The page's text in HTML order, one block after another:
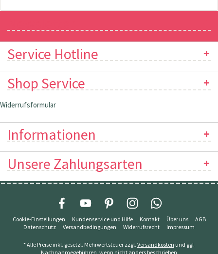
Service Hotline
Shop Service
Widerrufsformular
Informationen
Unsere Zahlungsarten
Cookie-Einstellungen Kundenservice und Hilfe Kontakt Über uns
AGB
Datenschutz
Versandbedingungen Widerrufsrecht Impressum
* Alle Preise inkl. gesetzl. Mehrwertsteuer zzgl. Versandkosten und ggf.
Nachnahmegebühren, wenn nicht anders beschrieben